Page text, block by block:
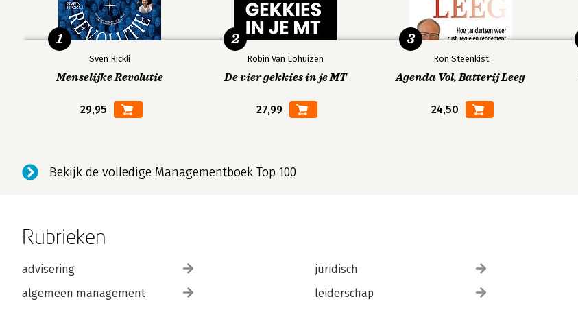
Sven Rickli
Menselijke Revolutie
29,95
1
Robin Van Lohuizen
De vier gekkies in je MT
27,99
2
Ron Steenkist
Agenda Vol, Batterij Leeg
24,50
3
Bekijk de volledige Managementboek Top 100
Rubrieken
advisering
algemeen management
juridisch
leiderschap